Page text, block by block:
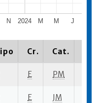
2024
N M M J
Cr. Cat.
E PM
E JM